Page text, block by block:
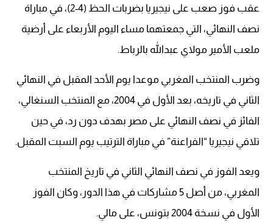
عقب فوز صعب على نيجيريا بضربات الحظ (4-2)، في مباراة
نصف النهائي، التي جمعتهما مساء اليوم الأربعاء على أرضية
ملعب الأمير مولاي عبدالله بالرباط.
وضرب المنتخب المغربي موعدا يوم الأحد المقبل في النهائي
الثاني في تاريخه، بعد الأول في 2004، مع المنتخب السنغالي،
الفائز في نصف النهائي على مصر بهدف دون رد، في حين
تلاقي نيجيريا “الفراعنة” في مباراة الترتيب يوم السبت المقبل.
ويعد الفوز في نصف النهائي الثاني في تاريخ المنتخب
المغربي، من أصل 5 مشاركات في هذا الدور، وكان الفوز
الأول في نسخة 2004 بتونس، على مالي.